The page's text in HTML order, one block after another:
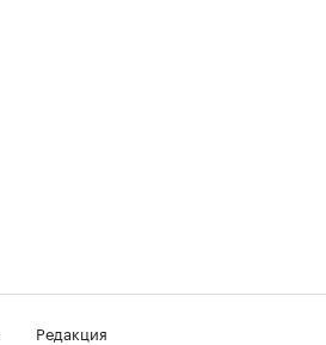
Редакция